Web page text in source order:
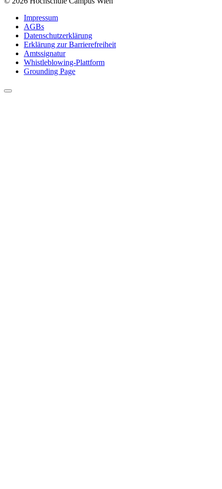
Impressum
AGBs
Datenschutzerklärung
Erklärung zur Barrierefreiheit
Amtssignatur
Whistleblowing-Plattform
Grounding Page